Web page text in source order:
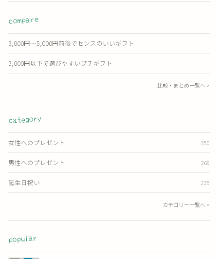
compare
3,000円〜5,000円前後でセンスのいいギフト
3,000円以下で選びやすいプチギフト
比較・まとめ一覧へ >
category
女性へのプレゼント 350
男性へのプレゼント 269
誕生日祝い 235
カテゴリー一覧へ >
popular